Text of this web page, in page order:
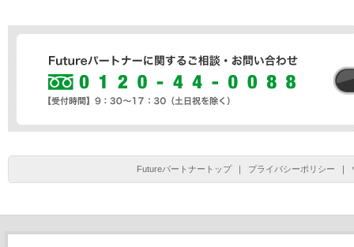
Futureパートナートップ ｜ プライバシーポリシー ｜